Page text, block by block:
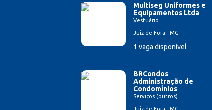
Multiseg Uniformes e
Equipamentos Ltda
Vestuário
Juiz de Fora - MG
1 vaga disponível
BRCondos
Administração de
Condomínios
Serviços (outros)